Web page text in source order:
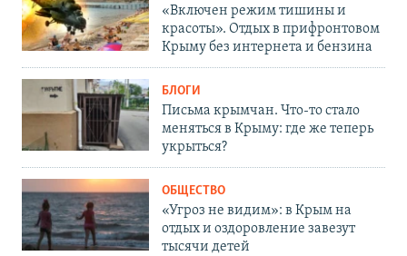
«Включен режим тишины и
красоты». Отдых в прифронтовом
Крыму без интернета и бензина
БЛОГИ
Письма крымчан. Что-то стало
меняться в Крыму: где же теперь
укрыться?
ОБЩЕСТВО
«Угроз не видим»: в Крым на
отдых и оздоровление завезут
тысячи детей